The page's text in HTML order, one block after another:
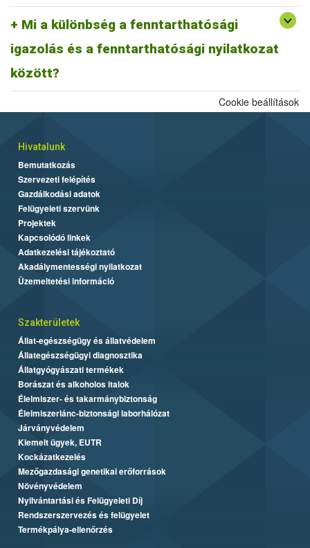
Mi a különbség a fenntarthatósági
igazolás és a fenntarthatósági nyilatkozat
között?
A fentiek alapján fenntarthatósági nyilatkozatnak minősül a
biomassza igazolás is, ahogyan egy ISCC farm nyilatkozat is,
más tagállami fenntarthatósági rendszer szerinti fenntarthatósági
dokumentum is.
Cookie beállítások
Hivatalunk
Bemutatkozás
Szervezeti felépítés
Gazdálkodási adatok
Felügyeleti szervünk
Projektek
Kapcsolódó linkek
Adatkezelési tájékoztató
Akadálymentességi nyilatkozat
Üzemeltetési információ
Szakterületek
Állat-egészségügy és állatvédelem
Állategészségügyi diagnosztika
Állatgyógyászati termékek
Borászat és alkoholos italok
Élelmiszer- és takarmánybiztonság
Élelmiszerlánc-biztonsági laborhálózat
Járványvédelem
Kiemelt ügyek, EUTR
Kockázatkezelés
Mezőgazdasági genetikai erőforrások
Növényvédelem
Nyilvántartási és Felügyeleti Díj
Rendszerszervezés és felügyelet
Termékpálya-ellenőrzés